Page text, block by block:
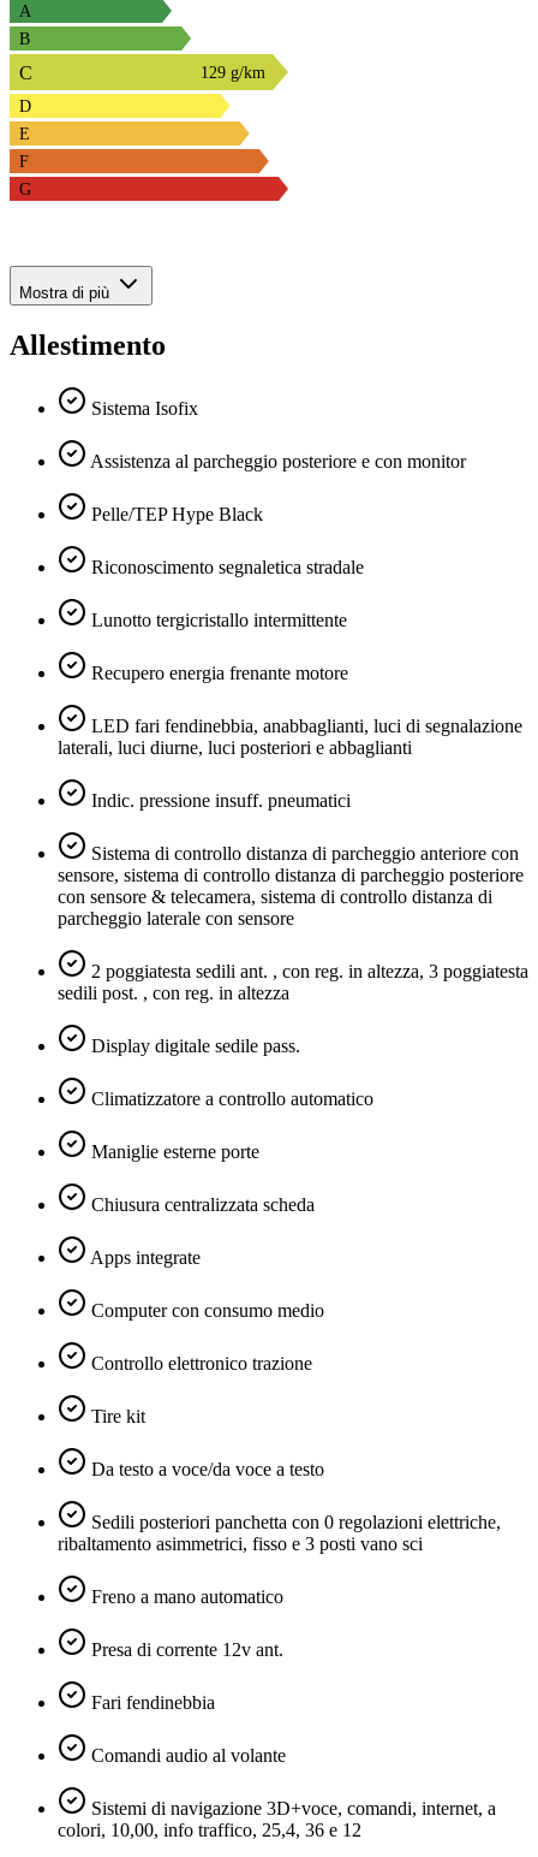
A
B
C
129 g/km
D
E
F
G
Mostra di più
Allestimento
Sistema Isofix
Assistenza al parcheggio posteriore e con monitor
Pelle/TEP Hype Black
Riconoscimento segnaletica stradale
Lunotto tergicristallo intermittente
Recupero energia frenante motore
LED fari fendinebbia, anabbaglianti, luci di segnalazione
laterali, luci diurne, luci posteriori e abbaglianti
Indic. pressione insuff. pneumatici
Sistema di controllo distanza di parcheggio anteriore con
sensore, sistema di controllo distanza di parcheggio posteriore
con sensore & telecamera, sistema di controllo distanza di
parcheggio laterale con sensore
2 poggiatesta sedili ant. , con reg. in altezza, 3 poggiatesta
sedili post. , con reg. in altezza
Display digitale sedile pass.
Climatizzatore a controllo automatico
Maniglie esterne porte
Chiusura centralizzata scheda
Apps integrate
Computer con consumo medio
Controllo elettronico trazione
Tire kit
Da testo a voce/da voce a testo
Sedili posteriori panchetta con 0 regolazioni elettriche,
ribaltamento asimmetrici, fisso e 3 posti vano sci
Freno a mano automatico
Presa di corrente 12v ant.
Fari fendinebbia
Comandi audio al volante
Sistemi di navigazione 3D+voce, comandi, internet, a
colori, 10,00, info traffico, 25,4, 36 e 12